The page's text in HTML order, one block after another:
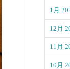
1月
12月
11月
10月